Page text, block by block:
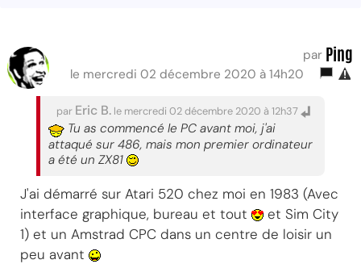
par Ping
le mercredi 02 décembre 2020 à 14h20
par Eric B. le mercredi 02 décembre 2020 à 12h37
Tu as commencé le PC avant moi, j'ai
attaqué sur 486, mais mon premier ordinateur
a été un ZX81
J'ai démarré sur Atari 520 chez moi en 1983 (Avec
interface graphique, bureau et tout
et Sim City
1) et un Amstrad CPC dans un centre de loisir un
peu avant